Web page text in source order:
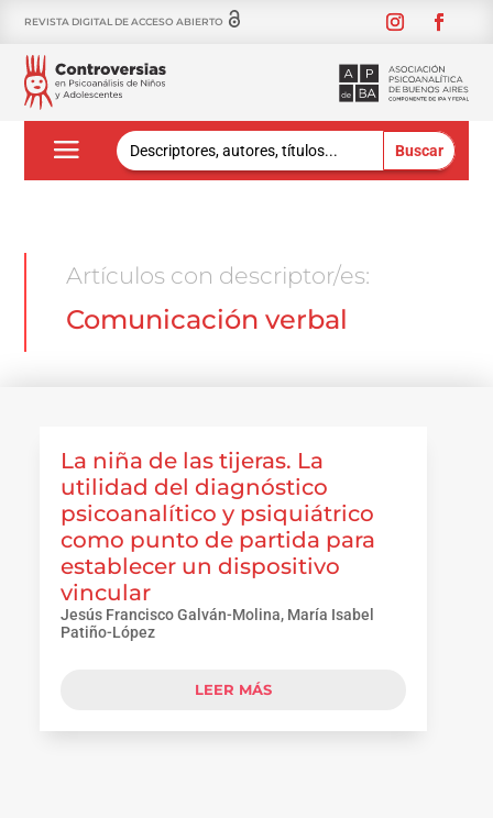
REVISTA DIGITAL DE ACCESO ABIERTO
Buscar:
Artículos con descriptor/es:
Comunicación verbal
La niña de las tijeras. La
utilidad del diagnóstico
psicoanalítico y psiquiátrico
como punto de partida para
establecer un dispositivo
vincular
Jesús Francisco Galván-Molina, María Isabel
Patiño-López
LEER MÁS